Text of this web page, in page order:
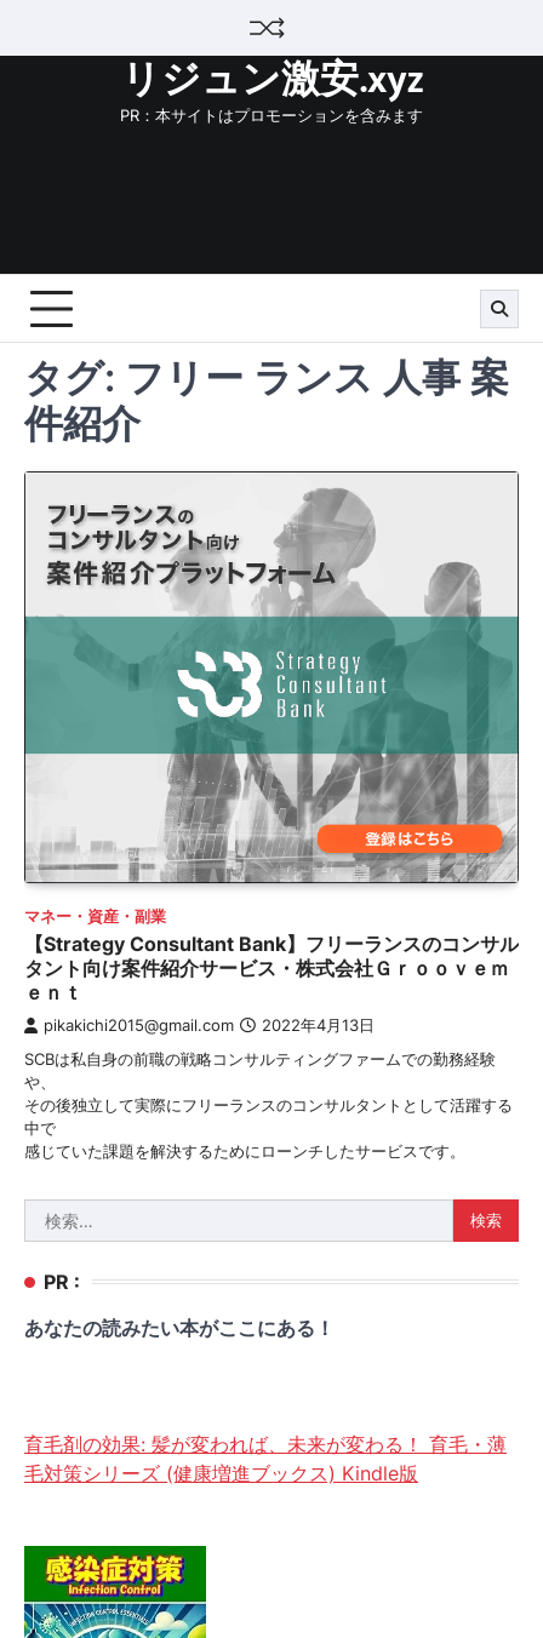
リジュン激安.xyz
PR：本サイトはプロモーションを含みます
タグ: フリー ランス 人事 案
件紹介
マネー・資産・副業
【Strategy Consultant Bank】フリーランスのコンサル
タント向け案件紹介サービス・株式会社Ｇｒｏｏｖｅｍ
ｅｎｔ
pikakichi2015@gmail.com 2022年4月13日
SCBは私自身の前職の戦略コンサルティングファームでの勤務経験
や、
その後独立して実際にフリーランスのコンサルタントとして活躍する
中で
感じていた課題を解決するためにローンチしたサービスです。
索:
PR :
あなたの読みたい本がここにある！
育毛剤の効果: 髪が変われば、未来が変わる！ 育毛・薄
毛対策シリーズ (健康増進ブックス) Kindle版